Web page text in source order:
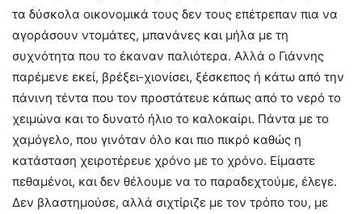
τα δύσκολα οικονομικά τους δεν τους επέτρεπαν πια να
αγοράσουν ντομάτες, μπανάνες και μήλα με τη
συχνότητα που το έκαναν παλιότερα. Αλλά ο Γιάννης
παρέμενε εκεί, βρέξει-χιονίσει, ξέσκεπος ή κάτω από την
πάνινη τέντα που τον προστάτευε κάπως από το νερό το
χειμώνα και το δυνατό ήλιο το καλοκαίρι. Πάντα με το
χαμόγελο, που γινόταν όλο και πιο πικρό καθώς η
κατάσταση χειροτέρευε χρόνο με το χρόνο. Είμαστε
πεθαμένοι, και δεν θέλουμε να το παραδεχτούμε, έλεγε.
Δεν βλαστημούσε, αλλά σιχτίριζε με τον τρόπο του, με